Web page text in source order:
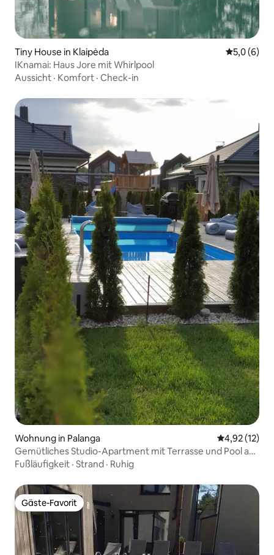
Tiny House in Klaipėda
5,0 (6)
IKnamai: Haus Jore mit Whirlpool
Aussicht · Komfort · Check-in
Wohnung in Palanga
4,92 (12)
Gemütliches Studio-Apartment mit Terrasse und Pool am
Meer
Fußläufigkeit · Strand · Ruhig
Gäste-Favorit
Gäste-Favorit